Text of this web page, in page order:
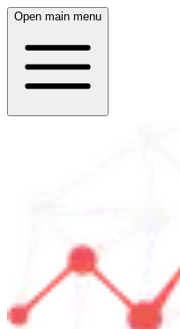
Open main menu